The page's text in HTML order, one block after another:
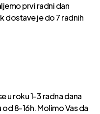
prvi radni dan
dostave je do 7 radnih
u roku 1-3 radna dana
8-16h. Molimo Vas da